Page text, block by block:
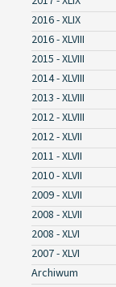
2016 - XLIX
2016 - XLVIII
2015 - XLVIII
2014 - XLVIII
2013 - XLVIII
2012 - XLVIII
2012 - XLVII
2011 - XLVII
2010 - XLVII
2009 - XLVII
2008 - XLVII
2008 - XLVI
2007 - XLVI
Archiwum